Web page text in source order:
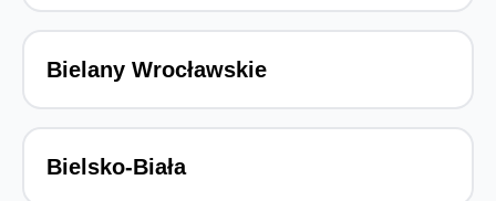
Bielany Wrocławskie
Bielsko-Biała